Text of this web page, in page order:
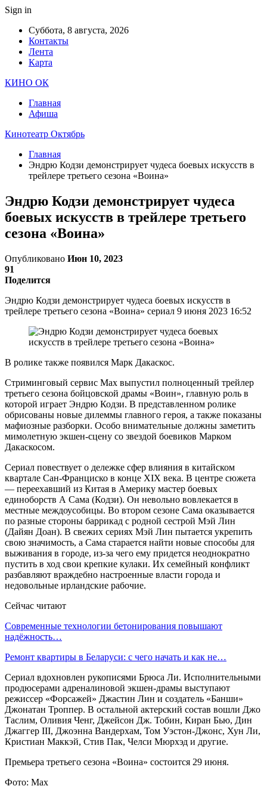
Sign in
Суббота, 8 августа, 2026
Контакты
Лента
Карта
КИНО ОК
Главная
Афиша
Кинотеатр Октябрь
Главная
Эндрю Кодзи демонстрирует чудеса боевых искусств в
трейлере третьего сезона «Воина»
Эндрю Кодзи демонстрирует чудеса
боевых искусств в трейлере третьего
сезона «Воина»
Опубликовано Июн 10, 2023
91
Поделится
Эндрю Кодзи демонстрирует чудеса боевых искусств в
трейлере третьего сезона «Воина» сериал 9 июня 2023 16:52
В ролике также появился Марк Дакаскос.
Стриминговый сервис Max выпустил полноценный трейлер
третьего сезона бойцовской драмы «Воин», главную роль в
которой играет Эндрю Кодзи. В представленном ролике
обрисованы новые дилеммы главного героя, а также показаны
мафиозные разборки. Особо внимательные должны заметить
мимолетную экшен-сцену со звездой боевиков Марком
Дакаскосом.
Сериал повествует о дележке сфер влияния в китайском
квартале Сан-Франциско в конце XIX века. В центре сюжета
— переехавший из Китая в Америку мастер боевых
единоборств А Сама (Кодзи). Он невольно вовлекается в
местные междоусобицы. Во втором сезоне Сама оказывается
по разные стороны баррикад с родной сестрой Мэй Лин
(Дайян Доан). В свежих сериях Мэй Лин пытается укрепить
свою значимость, а Сама старается найти новые способы для
выживания в городе, из-за чего ему придется неоднократно
пустить в ход свои крепкие кулаки. Их семейный конфликт
разбавляют враждебно настроенные власти города и
недовольные ирландские рабочие.
Сейчас читают
Современные технологии бетонирования повышают
надёжность…
Ремонт квартиры в Беларуси: с чего начать и как не…
Сериал вдохновлен рукописями Брюса Ли. Исполнительными
продюсерами адреналиновой экшен-драмы выступают
режиссер «Форсажей» Джастин Лин и создатель «Банши»
Джонатан Троппер. В остальной актерский состав вошли Джо
Таслим, Оливия Ченг, Джейсон Дж. Тобин, Киран Бью, Дин
Джаггер III, Джоэнна Вандерхам, Том Уэстон-Джонс, Хун Ли,
Кристиан Маккэй, Стив Пак, Челси Мюрхэд и другие.
Премьера третьего сезона «Воина» состоится 29 июня.
Фото: Max